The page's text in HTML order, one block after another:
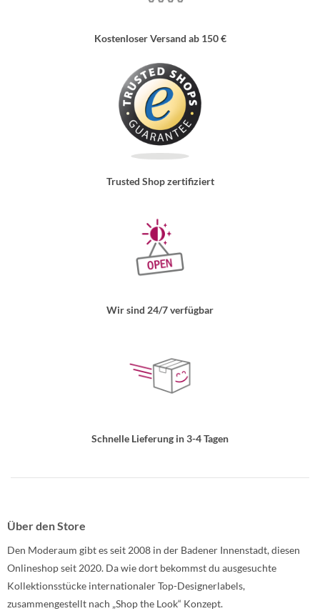
Kostenloser Versand ab 150 €
Trusted Shop zertifiziert
Wir sind 24/7 verfügbar
Schnelle Lieferung in 3-4 Tagen
Über den Store
Den Moderaum gibt es seit 2008 in der Badener Innenstadt, diesen
Onlineshop seit 2020. Da wie dort bekommst du ausgesuchte
Kollektionsstücke internationaler Top-Designerlabels,
zusammengestellt nach „Shop the Look“ Konzept.